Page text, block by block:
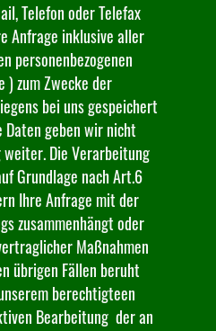
Telefon oder Telefax
Anfrage inklusive aller
personenbezogenen
) zum Zwecke der
bei uns gespeichert
geben wir nicht
Die Verarbeitung
Grundlage nach Art.6
Ihre Anfrage mit der
zusammenhängt oder
Maßnahmen
übrigen Fällen beruht
berechtigteen
Bearbeitung der an